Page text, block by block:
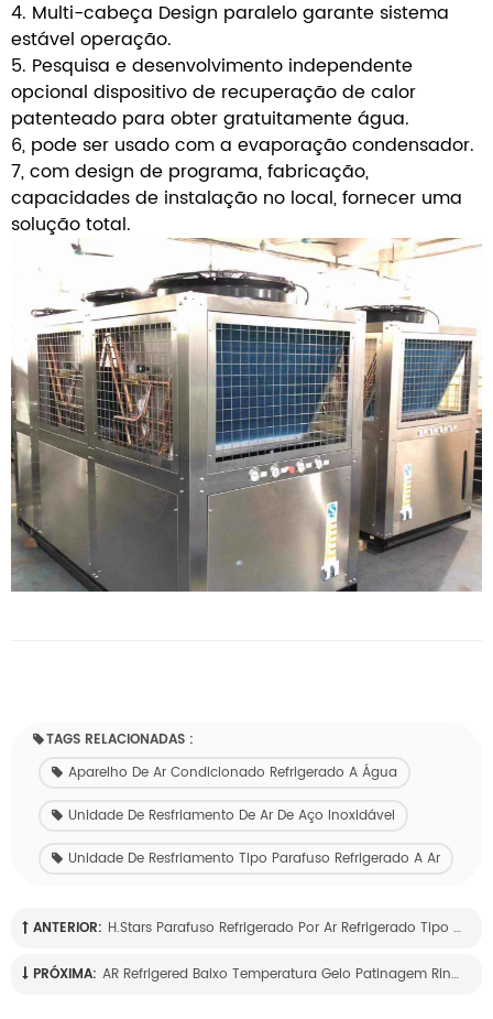
4. Multi-cabeça Design paralelo garante sistema
estável operação.
5. Pesquisa e desenvolvimento independente
opcional dispositivo de recuperação de calor
patenteado para obter gratuitamente água.
6, pode ser usado com a evaporação condensador.
7, com design de programa, fabricação,
capacidades de instalação no local, fornecer uma
solução total.
TAGS RELACIONADAS :
Aparelho De Ar Condicionado Refrigerado A Água
Unidade De Resfriamento De Ar De Aço Inoxidável
Unidade De Resfriamento Tipo Parafuso Refrigerado A Ar
ANTERIOR: H.stars Parafuso Refrigerado Por Ar Refrigerado Tipo Parafuso
PRÓXIMA: AR Refrigered Baixo Temperatura Gelo Patinagem Rink Unidade Chiller